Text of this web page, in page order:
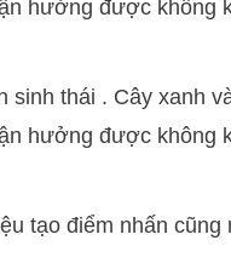
hưởng được không
sinh thái . Cây xanh
hưởng được không
tạo điểm nhấn cũng